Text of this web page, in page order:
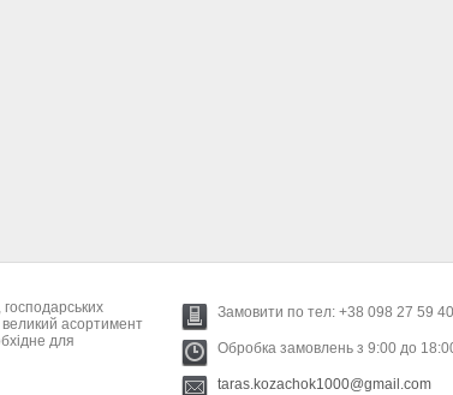
великий асортимент
для
Замовити по тел: +38 098 27 59
Обробка замовлень з 9:00 до
taras.kozachok1000@gmail.com